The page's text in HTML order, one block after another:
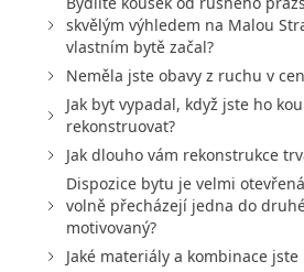
skvělým výhledem na Malou
vlastním bytě začal?
Neměla jste obavy z ruchu v
Jak byt vypadal, když jste ho
rekonstruovat?
Jak dlouho vám rekonstrukce
Dispozice bytu je velmi
volně přecházejí jedna do
motivovaný?
Jaké materiály a kombinace